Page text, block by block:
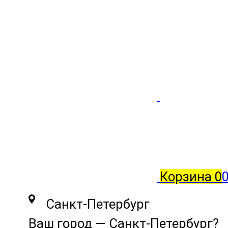
Корзина 0
Санкт-Петербург
Ваш город — Санкт-Петербург?